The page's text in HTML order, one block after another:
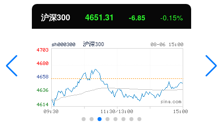
沪深300 4651.31 -6.85 -0.15%